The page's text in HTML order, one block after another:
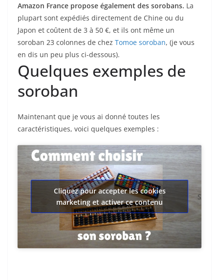
Amazon France propose également des sorobans. La
plupart sont expédiés directement de Chine ou du
Japon et coûtent de 3 à 50 €, et ils ont même un
soroban 23 colonnes de chez Tomoe soroban, (je vous
en dis un peu plus ci-dessous).
Quelques exemples de
soroban
Maintenant que je vous ai donné toutes les
caractéristiques, voici quelques exemples :
S
Cliquez pour accepter les cookies
marketing et activer ce contenu